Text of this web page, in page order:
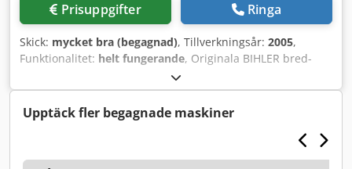
Prisuppgifter Ringa
Skick: mycket bra (begagnad), Tillverkningsår: 2005,
Funktionalitet: helt fungerande, Originala BIHLER bred-
skjutaggregat för BIHLER MC 42 / RM 40 2 stycken Bihler-
nr. 174-04-0044.0 komplett med centralsmörjning 1 stycke
Bihler-nr. 142-04-0347.0 komplett med centralsmörjning
Dcodpfx Asticggjkwok 2 stycken Bihler-nr. 142-04-0229.0
Upptäck fler begagnade maskiner